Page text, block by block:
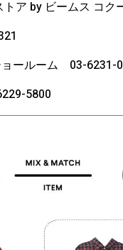
トア by ビームス コ
ョールーム 03-6231-
5800